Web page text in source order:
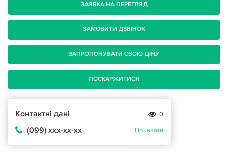
ЗАЯВКА НА ПЕРЕГЛЯД
ЗАМОВИТИ ДЗВІНОК
ЗАПРОПОНУВАТИ СВОЮ ЦІНУ
ПОСКАРЖИТИСЯ
Контактні дані 0
(099) ххх-хх-хх Показати